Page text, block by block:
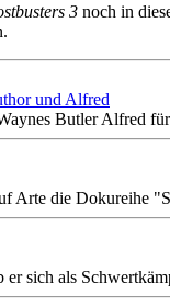
3 noch in
und Alfred
Butler Alfred
Arte die Dokureihe
sich als